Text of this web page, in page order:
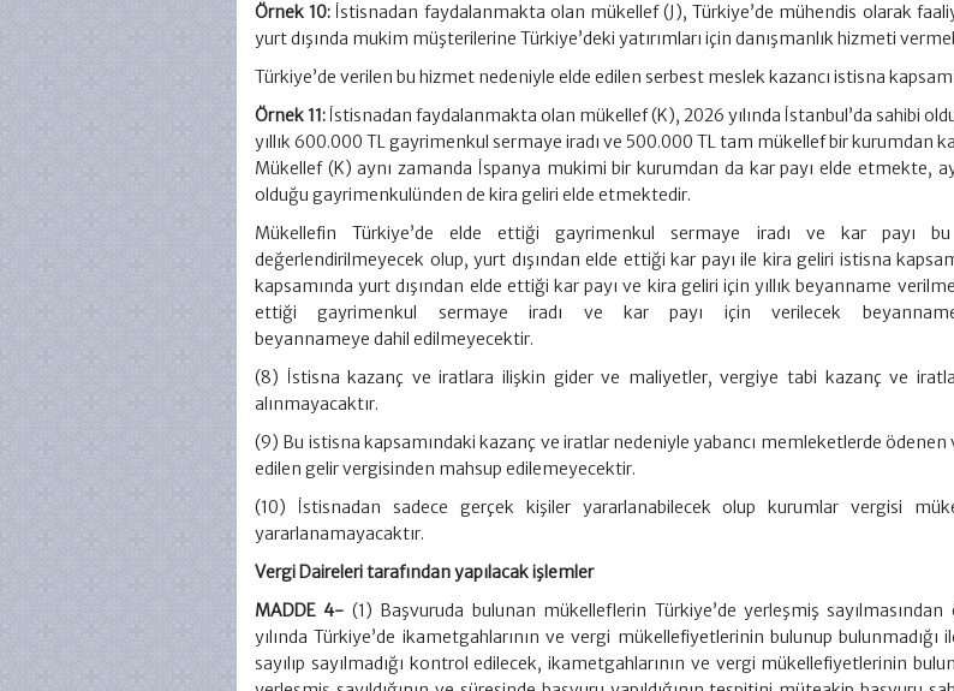
Örnek 10: İstisnadan faydalanmakta olan mükellef (J), Türkiye’de mühendis olarak
yurt dışında mukim müşterilerine Türkiye’deki yatırımları için danışmanlık hizmeti
Türkiye’de verilen bu hizmet nedeniyle elde edilen serbest meslek kazancı istisna
Örnek 11: İstisnadan faydalanmakta olan mükellef (K), 2026 yılında İstanbul’da sahibi
yıllık 600.000 TL gayrimenkul sermaye iradı ve 500.000 TL tam mükellef bir kurumdan
Mükellef (K) aynı zamanda İspanya mukimi bir kurumdan da kar payı elde etmekte,
olduğu gayrimenkulünden de kira geliri elde etmektedir.
Mükellefin Türkiye’de elde ettiği gayrimenkul sermaye iradı ve kar payı bu
değerlendirilmeyecek olup, yurt dışından elde ettiği kar payı ile kira geliri istisna
kapsamında yurt dışından elde ettiği kar payı ve kira geliri için yıllık beyanname
ettiği gayrimenkul sermaye iradı ve kar payı için verilecek
beyannameye dahil edilmeyecektir.
(8) İstisna kazanç ve iratlara ilişkin gider ve maliyetler, vergiye tabi kazanç ve
alınmayacaktır.
(9) Bu istisna kapsamındaki kazanç ve iratlar nedeniyle yabancı memleketlerde ödenen
edilen gelir vergisinden mahsup edilemeyecektir.
(10) İstisnadan sadece gerçek kişiler yararlanabilecek olup kurumlar vergisi
yararlanamayacaktır.
Vergi Daireleri tarafından yapılacak işlemler
MADDE 4- (1) Başvuruda bulunan mükelleflerin Türkiye’de yerleşmiş
yılında Türkiye’de ikametgahlarının ve vergi mükellefiyetlerinin bulunup bulunmadığı
sayılıp sayılmadığı kontrol edilecek, ikametgahlarının ve vergi mükellefiyetlerinin